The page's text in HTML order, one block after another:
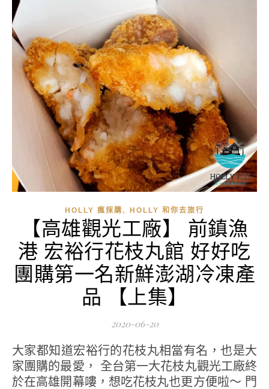
HOLLY 瘋採購 , HOLLY 和你去旅行
【高雄觀光工廠】 前鎮漁
港 宏裕行花枝丸館 好好吃
團購第一名新鮮澎湖冷凍產
品 【上集】
2020-06-20
大家都知道宏裕行的花枝丸相當有名，也是大
家團購的最愛， 全台第一大花枝丸觀光工廠終
於在高雄開幕嘍，想吃花枝丸也更方便啦～ 門